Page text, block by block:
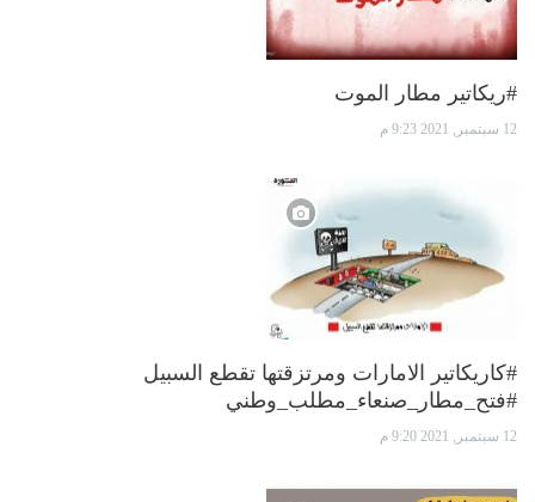
#ريكاتير مطار الموت
12 سبتمبر, 2021 9:23 م
#كاريكاتير الامارات ومرتزقتها تقطع السبيل
#فتح_مطار_صنعاء_مطلب_وطني
12 سبتمبر, 2021 9:20 م